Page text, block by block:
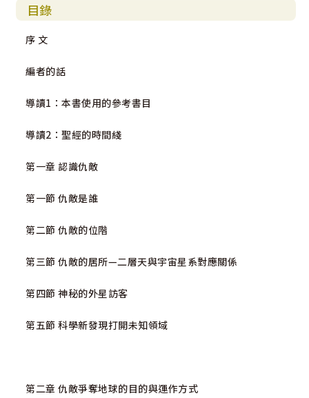
目錄
序 文
編者的話
導讀1：本書使用的參考書目
導讀2：聖經的時間綫
第一章 認識仇敵
第一節 仇敵是誰
第二節 仇敵的位階
第三節 仇敵的居所—二層天與宇宙星系對應關係
第四節 神秘的外星訪客
第五節 科學新發現打開未知領域
第二章 仇敵爭奪地球的目的與運作方式‬‬‬‬‬‬‬‬‬‬‬‬‬‬‬‬‬‬‬‬‬‬‬‬‬‬‬‬‬‬‬‬‬‬‬‬‬‬‬‬‬‬‬‬‬‬‬‬‬‬‬‬‬‬‬‬‬‬‬‬‬